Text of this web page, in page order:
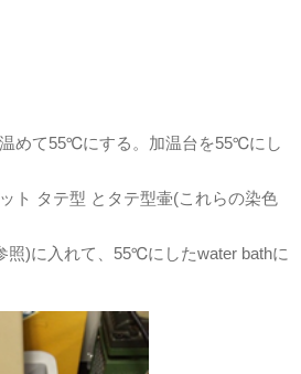
めて55℃にする。加温台を55℃にし
ト タテ型 とタテ型壷(これらの染色
照)に入れて、55℃にしたwater bathに